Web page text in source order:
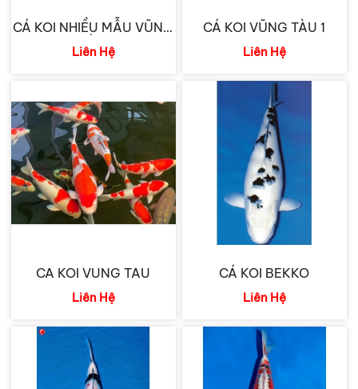
CÁ KOI NHIỀU MẪU VŨNG
TÀU
Liên Hệ
CÁ KOI VŨNG TÀU 1
Liên Hệ
CA KOI VUNG TAU
Liên Hệ
CÁ KOI BEKKO
Liên Hệ